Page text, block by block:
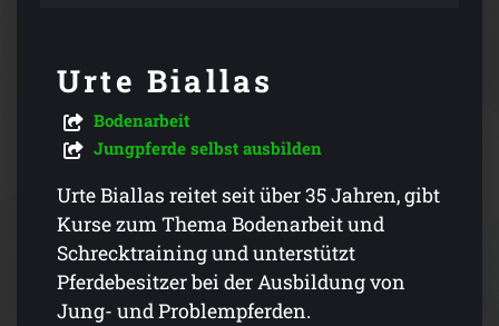
Urte Biallas
Bodenarbeit
Jungpferde selbst ausbilden
Urte Biallas reitet seit über 35 Jahren, gibt
Kurse zum Thema Bodenarbeit und
Schrecktraining und unterstützt
Pferdebesitzer bei der Ausbildung von
Jung- und Problempferden.